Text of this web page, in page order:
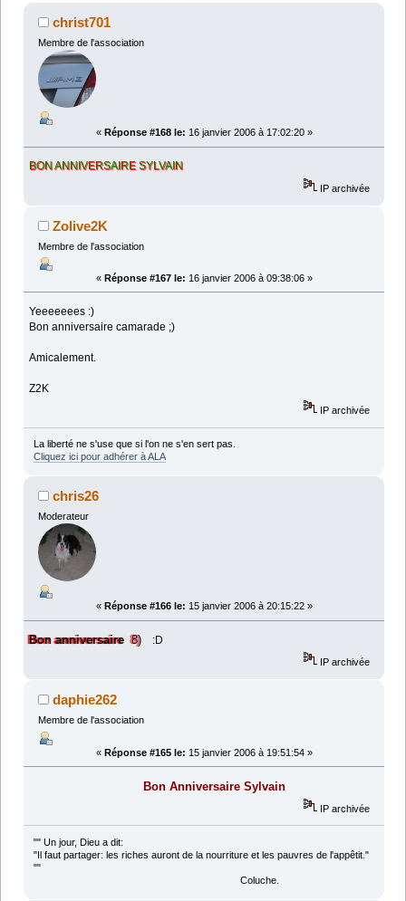
christ701
Membre de l'association
« Réponse #168 le: 16 janvier 2006 à 17:02:20 »
BON ANNIVERSAIRE SYLVAIN
IP archivée
Zolive2K
Membre de l'association
« Réponse #167 le: 16 janvier 2006 à 09:38:06 »
Yeeeeeees :)
Bon anniversaire camarade ;)
Amicalement.
Z2K
IP archivée
La liberté ne s'use que si l'on ne s'en sert pas.
Cliquez ici pour adhérer à ALA
chris26
Moderateur
« Réponse #166 le: 15 janvier 2006 à 20:15:22 »
Bon anniversaire8) :D
IP archivée
daphie262
Membre de l'association
« Réponse #165 le: 15 janvier 2006 à 19:51:54 »
Bon Anniversaire Sylvain
IP archivée
"" Un jour, Dieu a dit:
"Il faut partager: les riches auront de la nourriture et les pauvres de l'appêtit."
""
Coluche.